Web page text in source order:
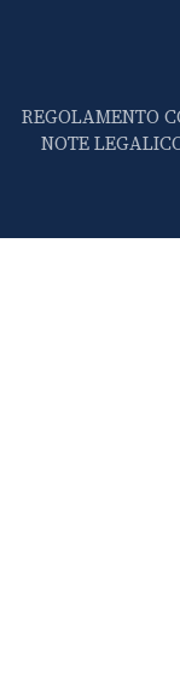
REGOLAMENTO
NOTE LEGALI